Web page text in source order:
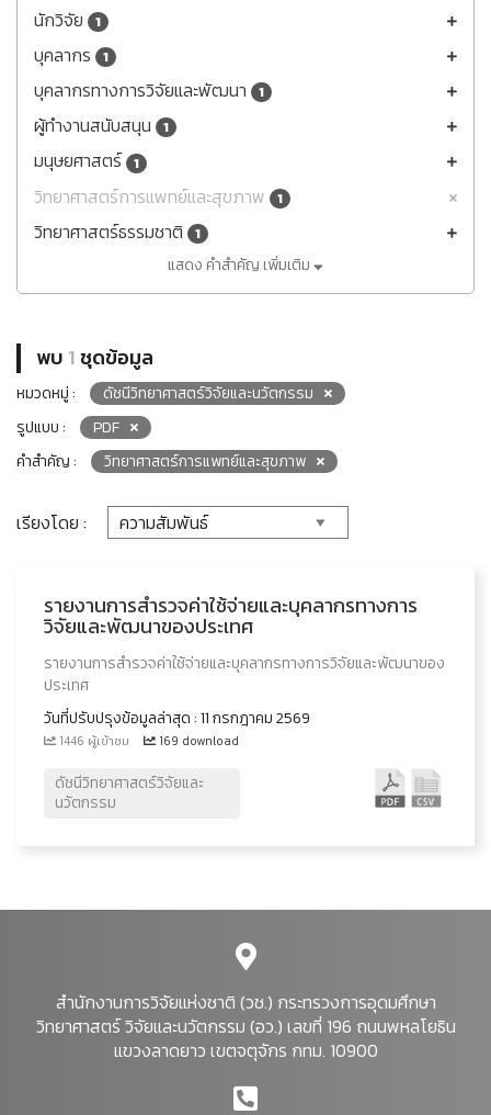
นักวิจัย 1
บุคลากร 1
บุคลากรทางการวิจัยและพัฒนา 1
ผู้ทำงานสนับสนุน 1
มนุษยศาสตร์ 1
วิทยาศาสตร์การแพทย์และสุขภาพ 1
วิทยาศาสตร์ธรรมชาติ 1
แสดง คำสำคัญ เพิ่มเติม
พบ 1ชุดข้อมูล
หมวดหมู่ :
ดัชนีวิทยาศาสตร์วิจัยและนวัตกรรม
รูปแบบ :
PDF
คำสำคัญ :
วิทยาศาสตร์การแพทย์และสุขภาพ
เรียงโดย :
รายงานการสำรวจค่าใช้จ่ายและบุคลากรทางการ
วิจัยและพัฒนาของประเทศ
รายงานการสำรวจค่าใช้จ่ายและบุคลากรทางการวิจัยและพัฒนาของ
ประเทศ
วันที่ปรับปรุงข้อมูลล่าสุด : 11 กรกฎาคม 2569
1446 ผู้เข้าชม 169 download
ดัชนีวิทยาศาสตร์วิจัยและ
นวัตกรรม
สำนักงานการวิจัยแห่งชาติ (วช.) กระทรวงการอุดมศึกษา
วิทยาศาสตร์ วิจัยและนวัตกรรม (อว.) เลขที่ 196 ถนนพหลโยธิน
แขวงลาดยาว เขตจตุจักร กทม. 10900